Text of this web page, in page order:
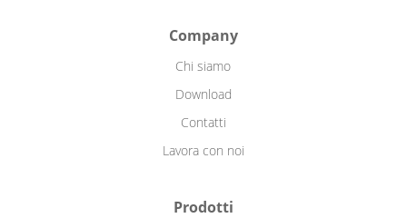
Company
Chi siamo
Download
Contatti
Lavora con noi
Prodotti